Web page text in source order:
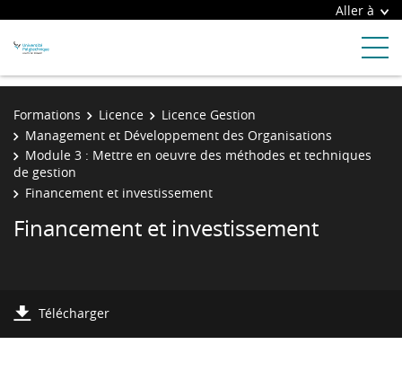
Aller à
Formations Licence
Licence Gestion
Management et Développement des Organisations
Module 3 : Mettre en oeuvre des méthodes et techniques
de gestion
Financement et investissement
Financement et investissement
Télécharger